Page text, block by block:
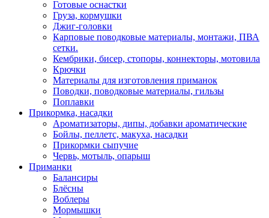
Готовые оснастки
Груза, кормушки
Джиг-головки
Карповые поводковые материалы, монтажи, ПВА
сетки.
Кембрики, бисер, стопоры, коннекторы, мотовила
Крючки
Материалы для изготовления приманок
Поводки, поводковые материалы, гильзы
Поплавки
Прикормка, насадки
Ароматизаторы, дипы, добавки ароматические
Бойлы, пеллетс, макуха, насадки
Прикормки сыпучие
Червь, мотыль, опарыш
Приманки
Балансиры
Блёсны
Воблеры
Мормышки